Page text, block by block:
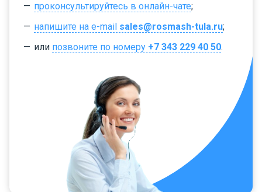
проконсультируйтесь в онлайн-чате;
напишите на e-mail sales@rosmash-tula.ru;
или позвоните по номеру +7 343 229 40 50.